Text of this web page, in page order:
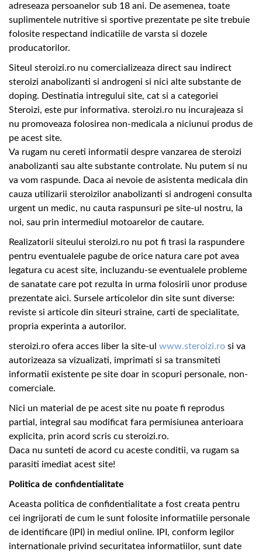
adreseaza persoanelor sub 18 ani. De asemenea, toate
suplimentele nutritive si sportive prezentate pe site trebuie
folosite respectand indicatiile de varsta si dozele
producatorilor.
Siteul steroizi.ro nu comercializeaza direct sau indirect
steroizi anabolizanti si androgeni si nici alte substante de
doping. Destinatia intregului site, cat si a categoriei
Steroizi, este pur informativa. steroizi.ro nu incurajeaza si
nu promoveaza folosirea non-medicala a niciunui produs de
pe acest site.
Va rugam nu cereti informatii despre vanzarea de steroizi
anabolizanti sau alte substante controlate. Nu putem si nu
va vom raspunde. Daca ai nevoie de asistenta medicala din
cauza utilizarii steroizilor anabolizanti si androgeni consulta
urgent un medic, nu cauta raspunsuri pe site-ul nostru, la
noi, sau prin intermediul motoarelor de cautare.
Realizatorii siteului steroizi.ro nu pot fi trasi la raspundere
pentru eventualele pagube de orice natura care pot avea
legatura cu acest site, incluzandu-se eventualele probleme
de sanatate care pot rezulta in urma folosirii unor produse
prezentate aici. Sursele articolelor din site sunt diverse:
reviste si articole din siteuri straine, carti de specialitate,
propria experinta a autorilor.
steroizi.ro ofera acces liber la site-ul www.steroizi.ro si va
autorizeaza sa vizualizati, imprimati si sa transmiteti
informatii existente pe site doar in scopuri personale, non-
comerciale.
Nici un material de pe acest site nu poate fi reprodus
partial, integral sau modificat fara permisiunea anterioara
explicita, prin acord scris cu steroizi.ro.
Daca nu sunteti de acord cu aceste conditii, va rugam sa
parasiti imediat acest site!
Politica de confidentialitate
Aceasta politica de confidentialitate a fost creata pentru
cei ingrijorati de cum le sunt folosite informatiile personale
de identificare (IPI) in mediul online. IPI, conform legilor
internationale privind securitatea informatiilor, sunt date